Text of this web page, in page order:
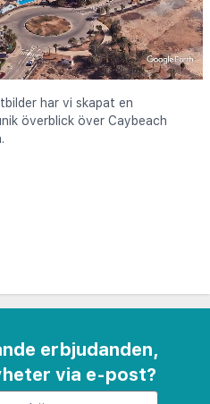
har vi skapat en
överblick över Caybeach
erbjudanden,
via e-post?